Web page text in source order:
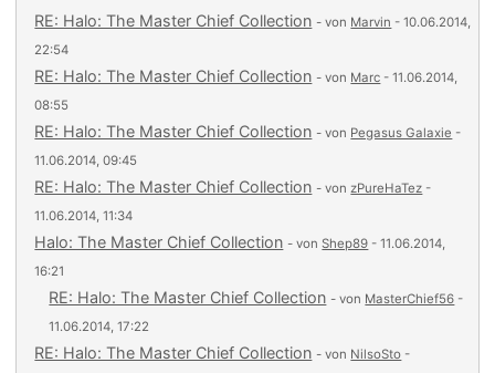
RE: Halo: The Master Chief Collection - von Marvin - 10.06.2014,
22:54
RE: Halo: The Master Chief Collection - von Marc - 11.06.2014,
08:55
RE: Halo: The Master Chief Collection - von Pegasus Galaxie -
11.06.2014, 09:45
RE: Halo: The Master Chief Collection - vonzPureHaTez -
11.06.2014, 11:34
Halo: The Master Chief Collection - vonShep89 - 11.06.2014,
16:21
RE: Halo: The Master Chief Collection - von MasterChief56 -
11.06.2014, 17:22
RE: Halo: The Master Chief Collection - von NilsoSto -